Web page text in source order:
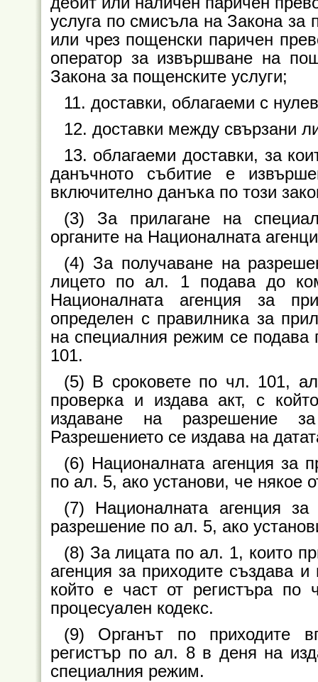
услуга по смисъла на Закона за
или чрез пощенски паричен
оператор за извършване на
Закона за пощенските услуги;
11. доставки, облагаеми с
12. доставки между свързани
13. облагаеми доставки, за
данъчното събитие е
включително данъка по този
(3) За прилагане на
органите на Националната
(4) За получаване на
лицето по ал. 1 подава до
Националната агенция за
определен с правилника за
на специалния режим се подава
101.
(5) В сроковете по чл. 101,
проверка и издава акт, с
издаване на разрешение
Разрешението се издава на
(6) Националната агенция за
по ал. 5, ако установи, че някое
(7) Националната агенция
разрешение по ал. 5, ако
(8) За лицата по ал. 1, които
агенция за приходите създава
който е част от регистъра по
процесуален кодекс.
(9) Органът по приходите
регистър по ал. 8 в деня на
специалния режим.